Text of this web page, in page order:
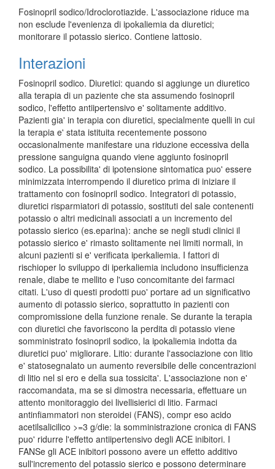
Fosinopril sodico/Idroclorotiazide. L'associazione riduce ma
non esclude l'evenienza di ipokaliemia da diuretici;
monitorare il potassio sierico. Contiene lattosio.
Interazioni
Fosinopril sodico. Diuretici: quando si aggiunge un diuretico
alla terapia di un paziente che sta assumendo fosinopril
sodico, l'effetto antiipertensivo e' solitamente additivo.
Pazienti gia' in terapia con diuretici, specialmente quelli in cui
la terapia e' stata istituita recentemente possono
occasionalmente manifestare una riduzione eccessiva della
pressione sanguigna quando viene aggiunto fosinopril
sodico. La possibilita' di ipotensione sintomatica puo' essere
minimizzata interrompendo il diuretico prima di iniziare il
trattamento con fosinopril sodico. Integratori di potassio,
diuretici risparmiatori di potassio, sostituti del sale contenenti
potassio o altri medicinali associati a un incremento del
potassio sierico (es.eparina): anche se negli studi clinici il
potassio sierico e' rimasto solitamente nei limiti normali, in
alcuni pazienti si e' verificata iperkaliemia. I fattori di
rischioper lo sviluppo di iperkaliemia includono insufficienza
renale, diabe te mellito e l'uso concomitante dei farmaci
citati. L'uso di questi prodotti puo' portare ad un significativo
aumento di potassio sierico, soprattutto in pazienti con
compromissione della funzione renale. Se durante la terapia
con diuretici che favoriscono la perdita di potassio viene
somministrato fosinopril sodico, la ipokaliemia indotta da
diuretici puo' migliorare. Litio: durante l'associazione con litio
e' statosegnalato un aumento reversibile delle concentrazioni
di litio nel si ero e della sua tossicita'. L'associazione non e'
raccomandata, ma se si dimostra necessaria, effettuare un
attento monitoraggio dei livellisierici di litio. Farmaci
antinfiammatori non steroidei (FANS), compr eso acido
acetilsalicilico >=3 g/die: la somministrazione cronica di FANS
puo' ridurre l'effetto antiipertensivo degli ACE inibitori. I
FANSe gli ACE inibitori possono avere un effetto additivo
sull'incremento del potassio sierico e possono determinare